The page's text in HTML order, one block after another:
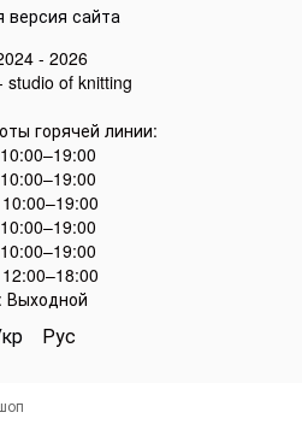
версия сайта
- 2026
studio of knitting
горячей линии:
Выходной
Рус